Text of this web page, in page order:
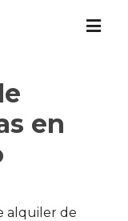
en
alquiler de